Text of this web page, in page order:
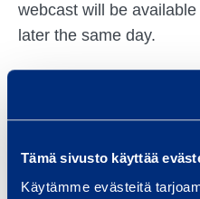
Tämä sivusto käyttää
Käytämme evästeitä
webcast will be
later the same day.
The presentation
the start of the briefing